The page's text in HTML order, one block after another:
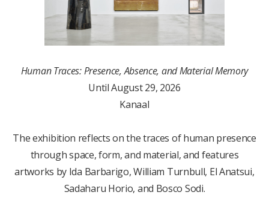
Human Traces: Presence, Absence, and Material Memory
Until August 29, 2026
Kanaal
The exhibition reflects on the traces of human presence
through space, form, and material, and features
artworks by Ida Barbarigo, William Turnbull, El Anatsui,
Sadaharu Horio, and Bosco Sodi.